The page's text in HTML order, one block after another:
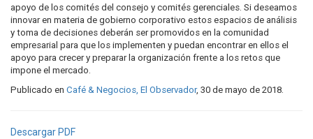
apoyo de los comités del consejo y comités gerenciales. Si deseamos
innovar en materia de gobierno corporativo estos espacios de análisis
y toma de decisiones deberán ser promovidos en la comunidad
empresarial para que los implementen y puedan encontrar en ellos el
apoyo para crecer y preparar la organización frente a los retos que
impone el mercado.
Publicado en Café & Negocios, El Observador, 30 de mayo de 2018.
Descargar PDF